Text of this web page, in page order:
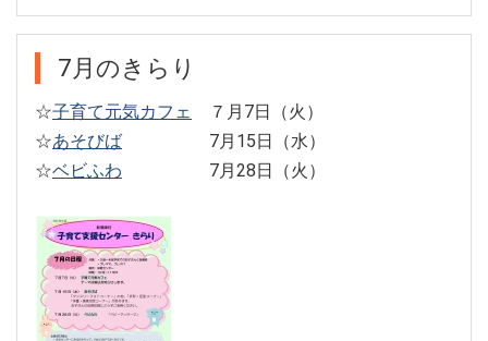
7月のきらり
☆子育て元気カフェ
７月7日（火）
☆あそびば 7月15日（水）
☆ベビふわ 7月28日（火）